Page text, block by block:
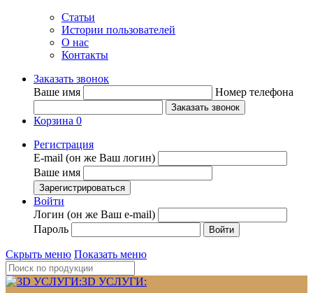
Статьи
Истории пользователей
О нас
Контакты
Заказать звонок
Ваше имя
Номер телефона
Корзина 0
Регистрация
E-mail (он же Ваш логин)
Ваше имя
Войти
Логин (он же Ваш e-mail)
Пароль
Скрыть меню Показать меню
3D УСЛУГИ: